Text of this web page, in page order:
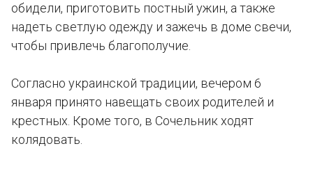
обидели, приготовить постный ужин, а также
надеть светлую одежду и зажечь в доме свечи,
чтобы привлечь благополучие.
Согласно украинской традиции, вечером 6
января принято навещать своих родителей и
крестных. Кроме того, в Сочельник ходят
колядовать.